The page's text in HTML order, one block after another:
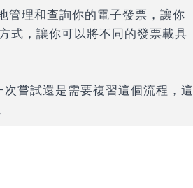
管理和查詢你的電子發票，讓你
式，讓你可以將不同的發票載具
嘗試還是需要複習這個流程，這